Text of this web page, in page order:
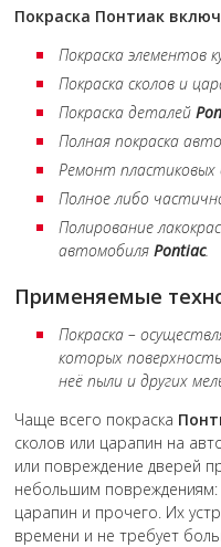
Покраска Понтиак
Покраска элементов
Покраска сколов и
Покраска деталей
Полная покраска
Ремонт
Полное либо
Полирование
автомобиляPontiac.
Применяемые
Покраска –
которых
неё пыли и других
Чаще всего покраска
сколов или царапин на
или повреждение дверей
небольшим повреждениям:
царапин и прочего. Их
времени и не требует